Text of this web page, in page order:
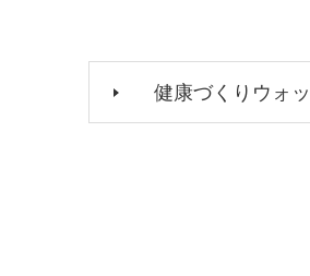
健康づくりウォ